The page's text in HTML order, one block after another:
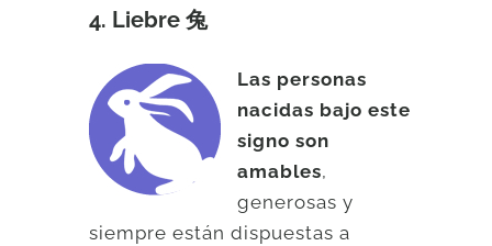
4. Liebre 兔
Las personas
nacidas bajo este
signo son
amables,
generosas y
siempre están dispuestas a